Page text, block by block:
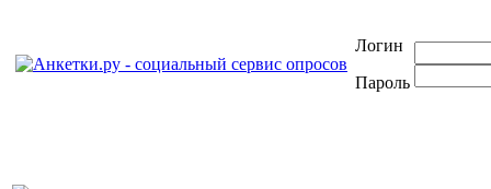
Логин
Пароль